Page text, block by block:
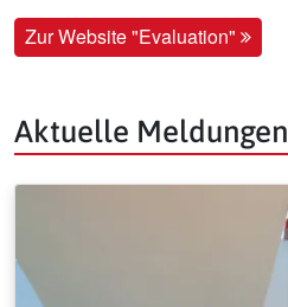
Zur Website "Evaluation"
Aktuelle Meldungen